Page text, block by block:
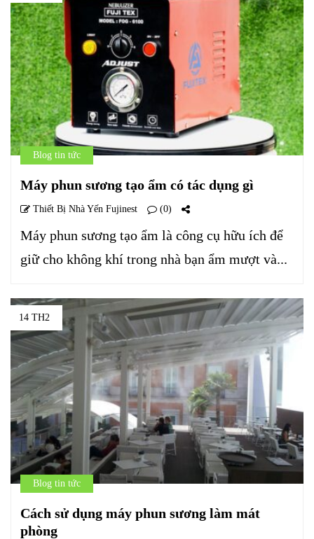
Blog tin tức
Máy phun sương tạo ẩm có tác dụng gì
Thiết Bị Nhà Yến Fujinest (0)
Máy phun sương tạo ẩm là công cụ hữu ích để
giữ cho không khí trong nhà bạn ẩm mượt và...
14 TH2
Blog tin tức
Cách sử dụng máy phun sương làm mát
phòng